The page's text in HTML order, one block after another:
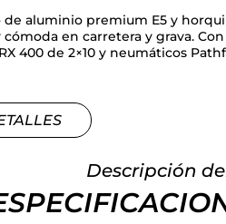
de aluminio premium E5 y
en carretera y grava.
400 de 2×10 y neumáticos
Descripción